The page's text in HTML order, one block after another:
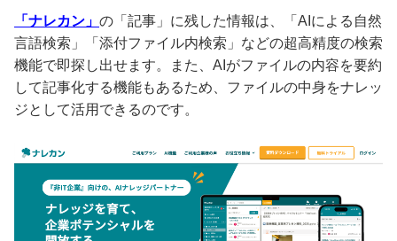
「ナレカン」 の「記事」に残した情報は、「AIによる自然
言語検索」「添付ファイル内検索」などの超高精度の検索
機能で即探し出せます。また、AIがファイルの内容を要約
して記事化する機能もあるため、ファイルの中身をナレッ
ジとして活用できるのです。